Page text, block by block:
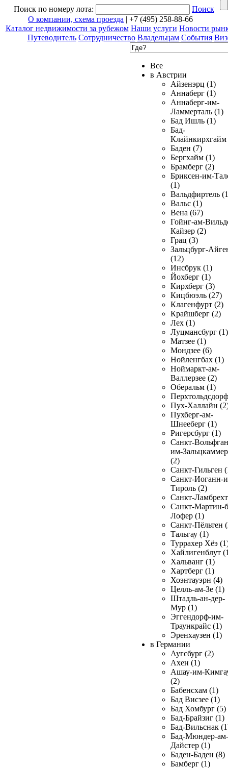
Поиск по номеру лота:
Поиск
О компании, схема проезда | +7 (495) 258-88-66
Каталог недвижимости за рубежом Наши услуги Новости
Путеводитель Сотрудничество Владельцам События
Все
в Австрии
Айзенэрц (1)
Аннаберг (1)
Аннаберг-им-
Ламмерталь (1)
Бад Ишль (1)
Бад-
Клайнкирхгайм
Баден (7)
Бергхайм (1)
Брамберг (2)
Бриксен-им-
(1)
Вальдфиртель
Вальс (1)
Вена (67)
Гойнг-ам-
Кайзер (2)
Грац (3)
Зальцбург-
(12)
Инсбрук (1)
Йохберг (1)
Кирхберг (3)
Кицбюэль (27)
Клагенфурт (2)
Крайшберг (2)
Лех (1)
Луцмансбург (1)
Матзее (1)
Мондзее (6)
Нойленгбах (1)
Ноймаркт-ам-
Валлерзее (2)
Оберальм (1)
Пух-Халлайн
Пухберг-ам-
Шнееберг (1)
Ригерсбург (1)
Санкт-
им-
(2)
Санкт-Гильген
Санкт-Иоганн-
Тироль (2)
Санкт-
Санкт-Мартин-
Лофер (1)
Санкт-Пёльтен
Тальгау (1)
Туррахер Хёэ
Хайлигенблут
Хальванг (1)
Хартберг (1)
Хоэнтауэрн (4)
Целль-ам-Зе (1)
Штадль-ан-дер-
Мур (1)
Эггендорф-им-
Траункрайс (1)
Эренхаузен (1)
в Германии
Аугсбург (2)
Ахен (1)
Ашау-им-
(2)
Бабенсхам (1)
Бад Висзее (1)
Бад Хомбург (5)
Бад-Брайзиг (1)
Бад-Вильснак
Бад-Мюндер-ам-
Дайстер (1)
Баден-Баден (8)
Бамберг (1)